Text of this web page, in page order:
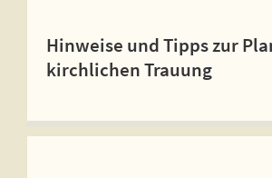
Hinweise und Tipps zur
kirchlichen Trauung